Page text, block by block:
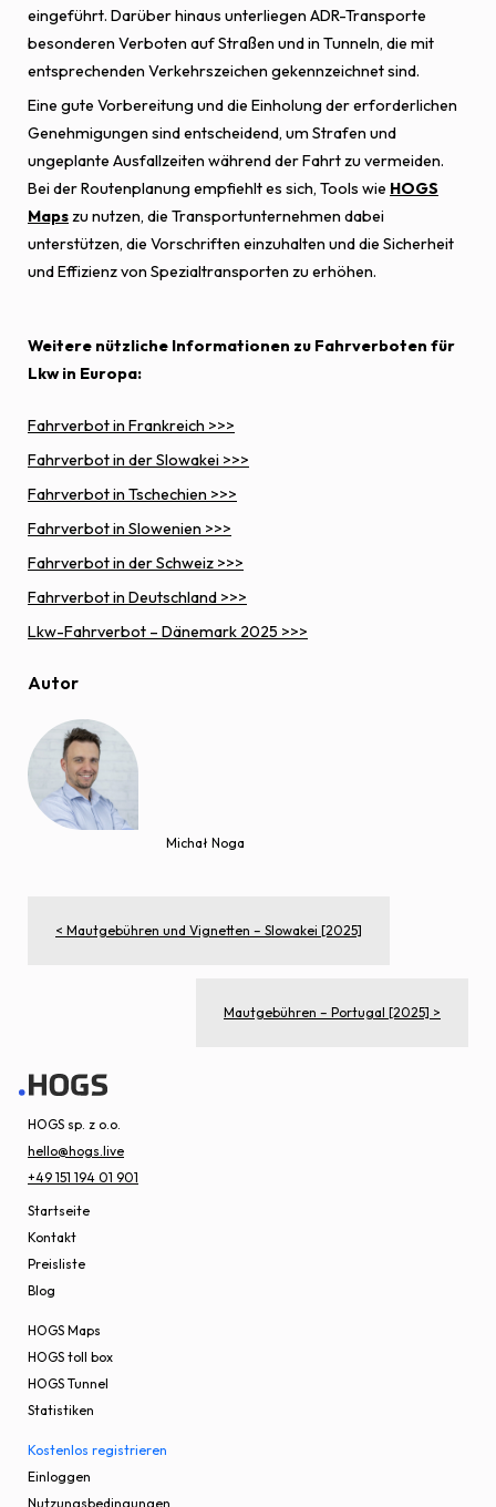
eingeführt. Darüber hinaus unterliegen ADR-Transporte
besonderen Verboten auf Straßen und in Tunneln, die mit
entsprechenden Verkehrszeichen gekennzeichnet sind.
Eine gute Vorbereitung und die Einholung der erforderlichen
Genehmigungen sind entscheidend, um Strafen und
ungeplante Ausfallzeiten während der Fahrt zu vermeiden.
Bei der Routenplanung empfiehlt es sich, Tools wie HOGS
Mapszu nutzen, die Transportunternehmen dabei
unterstützen, die Vorschriften einzuhalten und die Sicherheit
und Effizienz von Spezialtransporten zu erhöhen.
Weitere nützliche Informationen zu Fahrverboten für
Lkw in Europa:
Fahrverbot in Frankreich >>>
Fahrverbot in der Slowakei >>>
Fahrverbot in Tschechien >>>
Fahrverbot in Slowenien >>>
Fahrverbot in der Schweiz >>>
Fahrverbot in Deutschland >>>
Lkw-Fahrverbot – Dänemark 2025 >>>
Autor
Michał Noga
< Mautgebühren und Vignetten – Slowakei [2025]
Mautgebühren – Portugal [2025] >
HOGS sp. z o.o.
hello@hogs.live
+49 151 194 01 901
Startseite
Kontakt
Preisliste
Blog
HOGS Maps
HOGS toll box
HOGS Tunnel
Statistiken
Kostenlos registrieren
Einloggen
Nutzungsbedingungen